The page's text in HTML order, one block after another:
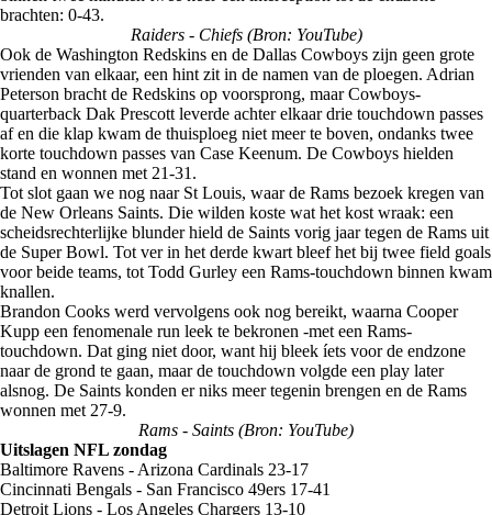
brachten: 0-43.
Raiders - Chiefs (Bron: YouTube)
Ook de Washington Redskins en de Dallas Cowboys zijn geen grote
vrienden van elkaar, een hint zit in de namen van de ploegen. Adrian
Peterson bracht de Redskins op voorsprong, maar Cowboys-
quarterback Dak Prescott leverde achter elkaar drie touchdown passes
af en die klap kwam de thuisploeg niet meer te boven, ondanks twee
korte touchdown passes van Case Keenum. De Cowboys hielden
stand en wonnen met 21-31.
Tot slot gaan we nog naar St Louis, waar de Rams bezoek kregen van
de New Orleans Saints. Die wilden koste wat het kost wraak: een
scheidsrechterlijke blunder hield de Saints vorig jaar tegen de Rams uit
de Super Bowl. Tot ver in het derde kwart bleef het bij twee field goals
voor beide teams, tot Todd Gurley een Rams-touchdown binnen kwam
knallen.
Brandon Cooks werd vervolgens ook nog bereikt, waarna Cooper
Kupp een fenomenale run leek te bekronen -met een Rams-
touchdown. Dat ging niet door, want hij bleek íets voor de endzone
naar de grond te gaan, maar de touchdown volgde een play later
alsnog. De Saints konden er niks meer tegenin brengen en de Rams
wonnen met 27-9.
Rams - Saints (Bron: YouTube)
Uitslagen NFL zondag
Baltimore Ravens - Arizona Cardinals 23-17
Cincinnati Bengals - San Francisco 49ers 17-41
Detroit Lions - Los Angeles Chargers 13-10